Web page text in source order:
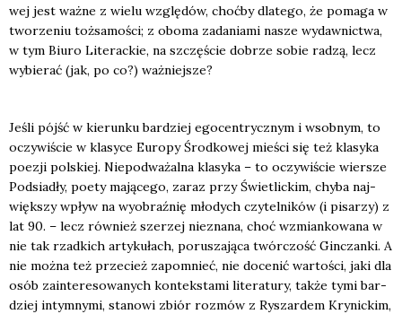
wej jest waż­ne z wie­lu wzglę­dów, choć­by dla­te­go, że poma­ga w
two­rze­niu toż­sa­mo­ści; z obo­ma zada­nia­mi nasze wydaw­nic­twa,
w tym Biu­ro Lite­rac­kie, na szczę­ście dobrze sobie radzą, lecz
wybie­rać (jak, po co?) waż­niej­sze?
Jeśli pójść w kie­run­ku bar­dziej ego­cen­trycz­nym i wsob­nym, to
oczy­wi­ście w kla­sy­ce Euro­py Środ­ko­wej mie­ści się też kla­sy­ka
poezji pol­skiej. Nie­pod­wa­żal­na kla­sy­ka – to oczy­wi­ście wier­sze
Pod­sia­dły, poety mają­ce­go, zaraz przy Świe­tlic­kim, chy­ba naj­
więk­szy wpływ na wyobraź­nię mło­dych czy­tel­ni­ków (i pisa­rzy) z
lat 90. – lecz rów­nież sze­rzej nie­zna­na, choć wzmian­ko­wa­na w
nie tak rzad­kich arty­ku­łach, poru­sza­ją­ca twór­czość Gin­czan­ki. A
nie moż­na też prze­cież zapo­mnieć, nie doce­nić war­to­ści, jaki dla
osób zain­te­re­so­wa­nych kon­tek­sta­mi lite­ra­tu­ry, tak­że tymi bar­
dziej intym­ny­mi, sta­no­wi zbiór roz­mów z Ryszar­dem Kry­nic­kim,